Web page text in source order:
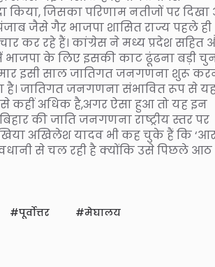
जिसका परिणाम नतीजों पर
जैसे गैर भाजपा शासित राज्य पहले ही
कर रहे हैं। कांग्रेस ने मध्य प्रदेश सहित
के लिए इसकी काट ढूंढना बड़ी
इसी साल जातिगत जनगणना शुरू
है। जातिगत जनगणना संभावित रूप से
कहीं अधिक है,अगर ऐसा हुआ तो यह इन
की जाति जनगणना राष्ट्रीय स्तर पर
अखिलेश यादव भी कह चुके हैं कि
से चल रही है क्योंकि उसे पिछले आठ
पूर्वोत्तर मेघालय